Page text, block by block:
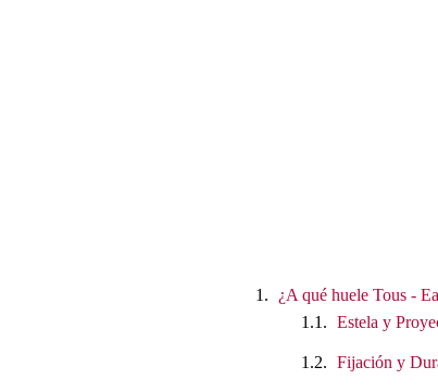
¿A qué huele Tous -
Estela y
Fijación y